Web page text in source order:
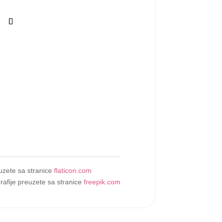
sa stranice flaticon.com
preuzete sa stranice freepik.com